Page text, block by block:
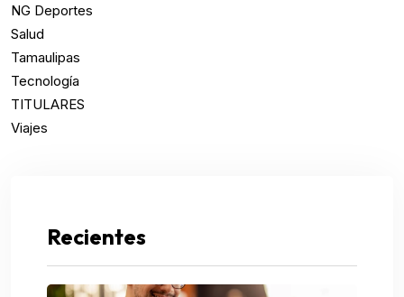
NG Deportes
Salud
Tamaulipas
Tecnología
TITULARES
Viajes
Recientes